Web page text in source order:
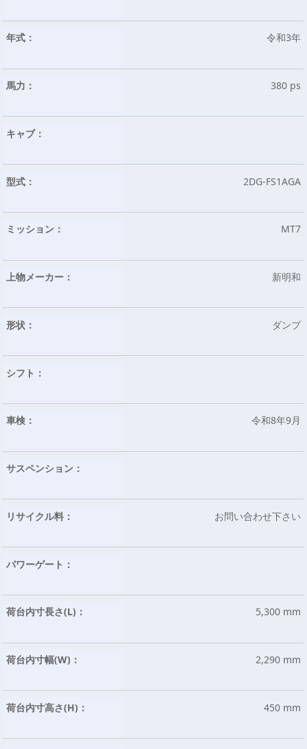
年式： 令和3年
馬力： 380 ps
キャブ：
型式： 2DG-FS1AGA
ミッション： MT7
上物メーカー： 新明和
形状： ダンプ
シフト：
車検： 令和8年9月
サスペンション：
リサイクル料： お問い合わせ下さい
パワーゲート：
荷台内寸長さ(L)： 5,300 mm
荷台内寸幅(W)： 2,290 mm
荷台内寸高さ(H)： 450 mm